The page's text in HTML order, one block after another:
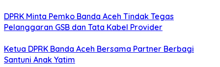
DPRK Minta Pemko Banda Aceh Tindak Tegas
Pelanggaran GSB dan Tata Kabel Provider
Ketua DPRK Banda Aceh Bersama Partner Berbagi
Santuni Anak Yatim